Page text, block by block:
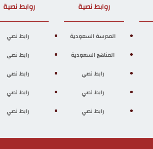
روابط نصية
المدرسة السعودية
المناهج السعودية
رابط نصي
رابط نصي
رابط نصي
روابط نصية
رابط نصي
رابط نصي
رابط نصي
رابط نصي
رابط نصي